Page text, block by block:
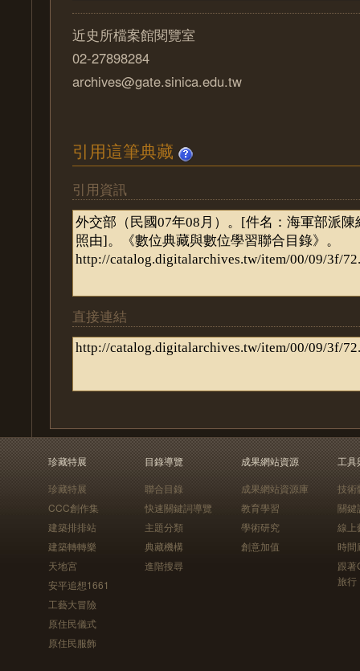
近史所檔案館閱覽室
02-27898284
archives@gate.sinica.edu.tw
引用這筆典藏
引用資訊
直接連結
珍藏特展
珍藏特展
CCC創作集
建築排排站
建築轉轉樂
天地宮
安平追想1661
工藝大冒險
原住民儀式
原住民服飾
目錄導覽
聯合目錄
快速關鍵詞導覽
主題分類
典藏機構
進階搜尋
成果網站資源
成果網站資源庫
教育學習
學術研究
創意加值
工具
技術
關鍵
線上
時間
跟
旅行